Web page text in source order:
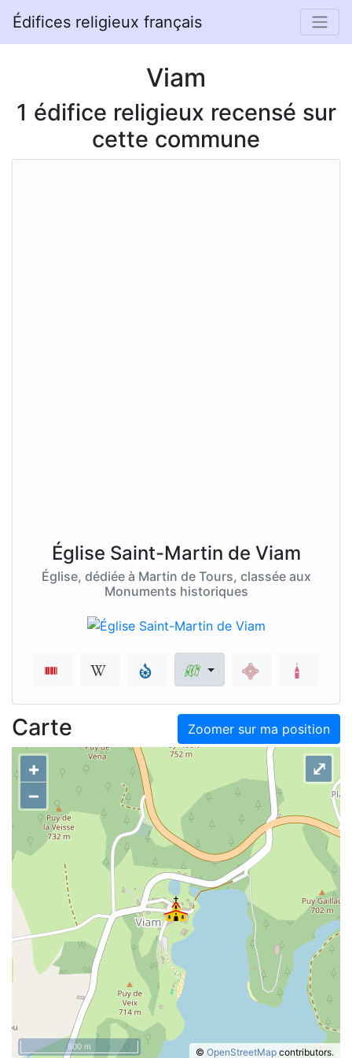
Édifices religieux français
Viam
1 édifice religieux recensé sur
cette commune
Église Saint-Martin de Viam
Église, dédiée à Martin de Tours, classée aux
Monuments historiques
Zoomer sur ma position
Carte
+
–
© OpenStreetMap contributors.
⤢
500 m